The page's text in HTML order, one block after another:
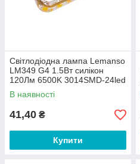
Світлодіодна лампа Lemanso
LM349 G4 1.5Вт силікон
120Лм 6500K 3014SMD-24led
230В
В наявності
41,40 ₴
Купити